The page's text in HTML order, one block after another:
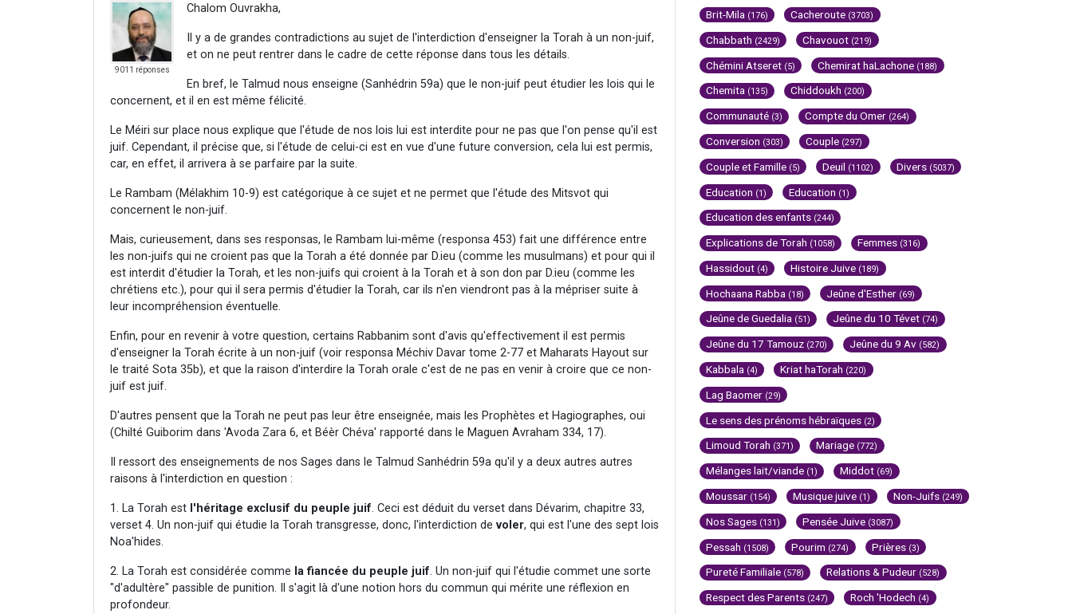
9011 réponses
Chalom Ouvrakha,
Il y a de grandes contradictions au sujet de l'interdiction d'enseigner la Torah à un non-juif,
et on ne peut rentrer dans le cadre de cette réponse dans tous les détails.
En bref, le Talmud nous enseigne (Sanhédrin 59a) que le non-juif peut étudier les lois qui le
concernent, et il en est même félicité.
Le Méiri sur place nous explique que l'étude de nos lois lui est interdite pour ne pas que l'on pense qu'il est
juif. Cependant, il précise que, si l'étude de celui-ci est en vue d'une future conversion, cela lui est permis,
car, en effet, il arrivera à se parfaire par la suite.
Le Rambam (Mélakhim 10-9) est catégorique à ce sujet et ne permet que l'étude des Mitsvot qui
concernent le non-juif.
Mais, curieusement, dans ses responsas, le Rambam lui-même (responsa 453) fait une différence entre
les non-juifs qui ne croient pas que la Torah a été donnée par D.ieu (comme les musulmans) et pour qui il
est interdit d'étudier la Torah, et les non-juifs qui croient à la Torah et à son don par D.ieu (comme les
chrétiens etc.), pour qui il sera permis d'étudier la Torah, car ils n'en viendront pas à la mépriser suite à
leur incompréhension éventuelle.
Enfin, pour en revenir à votre question, certains Rabbanim sont d'avis qu'effectivement il est permis
d'enseigner la Torah écrite à un non-juif (voir responsa Méchiv Davar tome 2-77 et Maharats Hayout sur
le traité Sota 35b), et que la raison d'interdire la Torah orale c'est de ne pas en venir à croire que ce non-
juif est juif.
D'autres pensent que la Torah ne peut pas leur être enseignée, mais les Prophètes et Hagiographes, oui
(Chilté Guiborim dans 'Avoda Zara 6, et Béèr Chéva' rapporté dans le Maguen Avraham 334, 17).
Il ressort des enseignements de nos Sages dans le Talmud Sanhédrin 59a qu'il y a deux autres autres
raisons à l'interdiction en question :
1. La Torah est l'héritage exclusif du peuple juif. Ceci est déduit du verset dans Dévarim, chapitre 33,
verset 4. Un non-juif qui étudie la Torah transgresse, donc, l'interdiction de voler, qui est l'une des sept lois
Noa'hides.
2. La Torah est considérée comme la fiancée du peuple juif. Un non-juif qui l'étudie commet une sorte
"d'adultère" passible de punition. Il s'agit là d'une notion hors du commun qui mérite une réflexion en
profondeur.
Brit-Mila (176) Cacheroute (3703)
Chabbath (2429) Chavouot (219)
Chémini Atseret (5) Chemirat haLachone (188)
Chemita (135) Chiddoukh (200)
Communauté (3) Compte du Omer (264)
Conversion (303) Couple (297)
Couple et Famille (5) Deuil (1102) Divers (5037)
Education (1) Education (1)
Education des enfants (244)
Explications de Torah (1058) Femmes (316)
Hassidout (4) Histoire Juive (189)
Hochaana Rabba (18) Jeûne d'Esther (69)
Jeûne de Guedalia (51) Jeûne du 10 Tévet (74)
Jeûne du 17 Tamouz (270) Jeûne du 9 Av (582)
Kabbala (4) Kriat haTorah (220)
Lag Baomer (29)
Le sens des prénoms hébraïques (2)
Limoud Torah (371) Mariage (772)
Mélanges lait/viande (1) Middot (69)
Moussar (154) Musique juive (1) Non-Juifs (249)
Nos Sages (131) Pensée Juive (3087)
Pessah (1508) Pourim (274) Prières (3)
Pureté Familiale (578) Relations & Pudeur (528)
Respect des Parents (247) Roch 'Hodech (4)